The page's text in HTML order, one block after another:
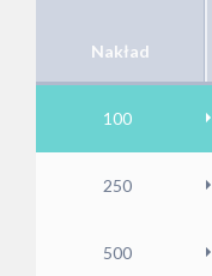
Nakład
100
250
500